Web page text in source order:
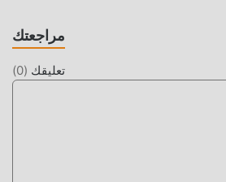
مراجعتك
تعليقك (
0
)